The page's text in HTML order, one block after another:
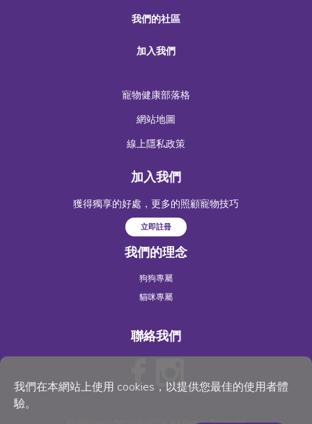
我們在本網站上使用 cookies，以提供您最佳的使用者體
驗。
我們的社區
加入我們
寵物健康部落格
網站地圖
線上隱私政策
加入我們
獲得獨享的好處，更多的照顧寵物技巧
立即註冊
我們的理念
狗狗專屬
貓咪專屬
聯絡我們